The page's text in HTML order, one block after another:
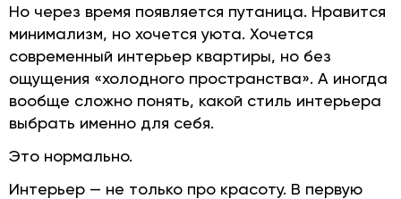
Но через время появляется путаница. Нравится
минимализм, но хочется уюта. Хочется
современный интерьер квартиры, но без
ощущения «холодного пространства». А иногда
вообще сложно понять, какой стиль интерьера
выбрать именно для себя.
Это нормально.
Интерьер — не только про красоту. В первую